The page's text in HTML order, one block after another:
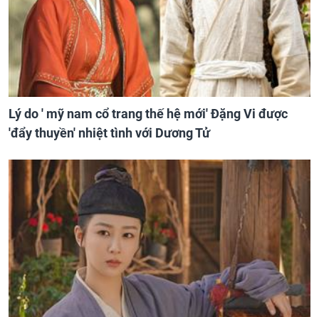
Lý do ' mỹ nam cổ trang thế hệ mới' Đặng Vi được
'đẩy thuyền' nhiệt tình với Dương Tử